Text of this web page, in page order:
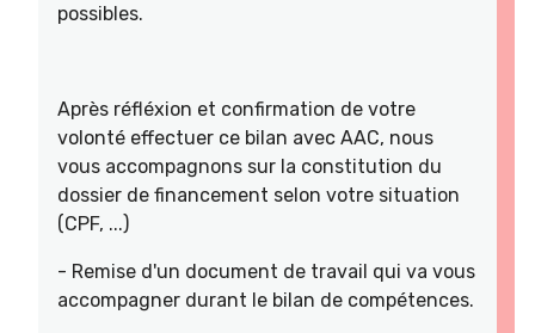
possibles.
Après réfléxion et confirmation de votre
volonté effectuer ce bilan avec AAC, nous
vous accompagnons sur la constitution du
dossier de financement selon votre situation
(CPF, ...)
- Remise d'un document de travail qui va vous
accompagner durant le bilan de compétences.